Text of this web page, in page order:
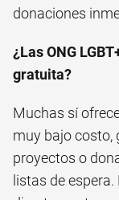
donaciones
¿Las ONG
gratuita?
Muchas sí
muy bajo costo,
proyectos o
listas de